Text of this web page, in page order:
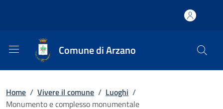
Comune di Arzano
Home / Vivere il comune / Luoghi /
Monumento e complesso monumentale